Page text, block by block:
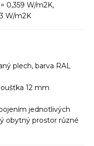
0,359 W/m2K,
W/m2K
plech, barva RAL
12 mm
jednotlivých
obytný prostor různé